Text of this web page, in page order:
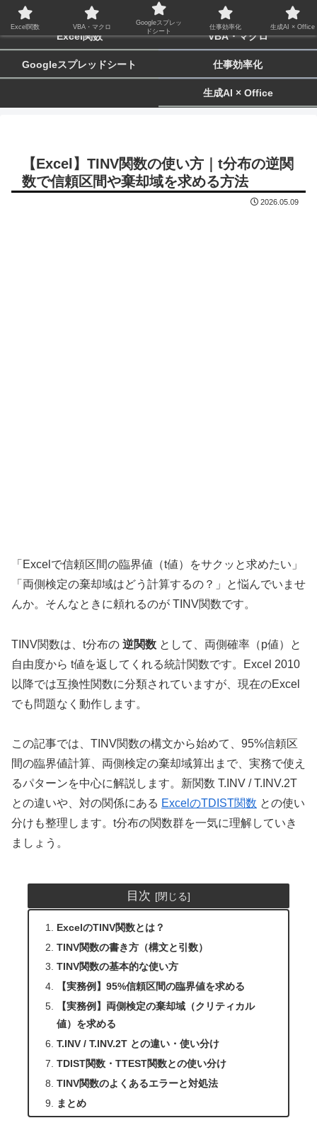
biz-tactics
Excel関数 VBA・マクロ
Googleスプレッドシート 仕事効率化
生成AI × Office
【Excel】TINV関数の使い方｜t分布の逆関
数で信頼区間や棄却域を求める方法
2026.05.09
「Excelで信頼区間の臨界値（t値）をサクッと求めたい」
「両側検定の棄却域はどう計算するの？」と悩んでいませ
んか。そんなときに頼れるのが TINV関数です。
TINV関数は、t分布の 逆関数 として、両側確率（p値）と
自由度から t値を返してくれる統計関数です。Excel 2010
以降では互換性関数に分類されていますが、現在のExcel
でも問題なく動作します。
この記事では、TINV関数の構文から始めて、95%信頼区
間の臨界値計算、両側検定の棄却域算出まで、実務で使え
るパターンを中心に解説します。新関数 T.INV / T.INV.2T
との違いや、対の関係にある ExcelのTDIST関数 との使い
分けも整理します。t分布の関数群を一気に理解していき
ましょう。
目次
ExcelのTINV関数とは？
TINV関数の書き方（構文と引数）
TINV関数の基本的な使い方
【実務例】95%信頼区間の臨界値を求める
【実務例】両側検定の棄却域（クリティカル
値）を求める
T.INV / T.INV.2T との違い・使い分け
TDIST関数・TTEST関数との使い分け
TINV関数のよくあるエラーと対処法
まとめ
Excel関数 VBA・マクロ
Googleスプレッ
ドシート
仕事効率化 生成AI × Office